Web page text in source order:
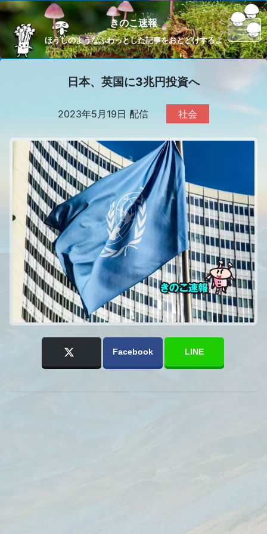
きのこ速報
ほうしのようなふわっとした記事をおとどけするよ
日本、英国に3兆円投資へ
2023年5月19日 配信 社会
Facebook LINE